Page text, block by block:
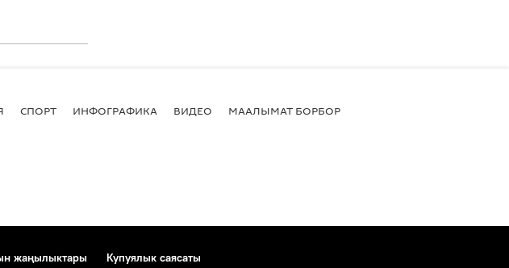
СПОРТ ИНФОГРАФИКА ВИДЕО МААЛЫМАТ БОРБОР
жаңылыктары
Купуялык саясаты